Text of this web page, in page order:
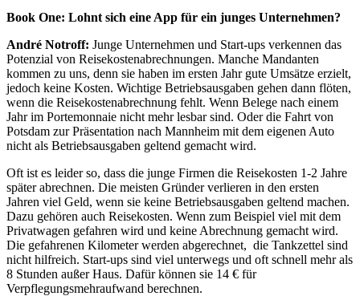
Book One: Lohnt sich eine App für ein junges Unternehmen?
André Notroff: Junge Unternehmen und Start-ups verkennen das
Potenzial von Reisekostenabrechnungen. Manche Mandanten
kommen zu uns, denn sie haben im ersten Jahr gute Umsätze erzielt,
jedoch keine Kosten. Wichtige Betriebsausgaben gehen dann flöten,
wenn die Reisekostenabrechnung fehlt. Wenn Belege nach einem
Jahr im Portemonnaie nicht mehr lesbar sind. Oder die Fahrt von
Potsdam zur Präsentation nach Mannheim mit dem eigenen Auto
nicht als Betriebsausgaben geltend gemacht wird.
Oft ist es leider so, dass die junge Firmen die Reisekosten 1-2 Jahre
später abrechnen. Die meisten Gründer verlieren in den ersten
Jahren viel Geld, wenn sie keine Betriebsausgaben geltend machen.
Dazu gehören auch Reisekosten. Wenn zum Beispiel viel mit dem
Privatwagen gefahren wird und keine Abrechnung gemacht wird.
Die gefahrenen Kilometer werden abgerechnet, die Tankzettel sind
nicht hilfreich. Start-ups sind viel unterwegs und oft schnell mehr als
8 Stunden außer Haus. Dafür können sie 14 € für
Verpflegungsmehraufwand berechnen.